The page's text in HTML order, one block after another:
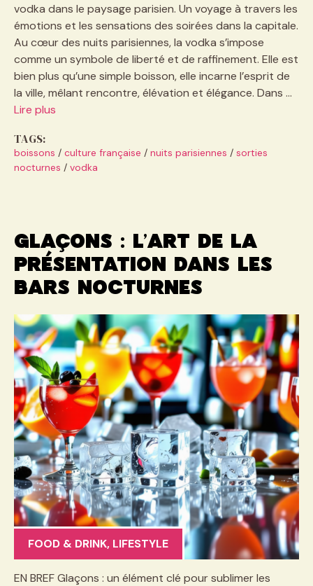
vodka dans le paysage parisien. Un voyage à travers les
émotions et les sensations des soirées dans la capitale.
Au cœur des nuits parisiennes, la vodka s’impose
comme un symbole de liberté et de raffinement. Elle est
bien plus qu’une simple boisson, elle incarne l’esprit de
la ville, mêlant rencontre, élévation et élégance. Dans …
Lire plus
TAGS:
boissons / culture française / nuits parisiennes / sorties
nocturnes / vodka
Glaçons : l’art de la
présentation dans les
bars nocturnes
FOOD & DRINK, LIFESTYLE
EN BREF Glaçons : un élément clé pour sublimer les